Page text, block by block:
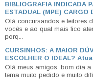
BIBLIOGRAFIA INDICADA
ESTADUAL (MPE) CARGO
Olá concursandos e leitores
vocês e ao qual mais fico
porq...
CURSINHOS: A MAIOR
ESCOLHER O IDEAL?
Olá meus amigos, bom dia
tema muito pedido e muito